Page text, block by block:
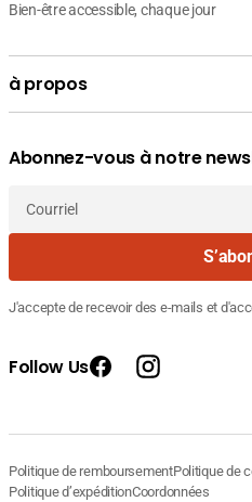
Fournisseur
10ML
Bien-être accessible, chaque jour
à propos
Abonnez-vous à notre
Courriel
J'accepte de recevoir des e-mails et
Follow Us FacebookInstagram
Politique de remboursementPolitique de
Politique d’expéditionCoordonnées